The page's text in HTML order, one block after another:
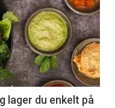
lager du enkelt på